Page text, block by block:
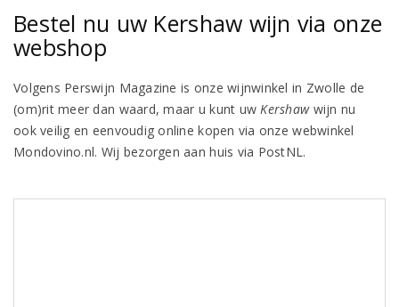
Bestel nu uw Kershaw wijn via onze
webshop
Volgens Perswijn Magazine is onze wijnwinkel in Zwolle de
(om)rit meer dan waard, maar u kunt uwKershaw wijn nu
ook veilig en eenvoudig online kopen via onze webwinkel
Mondovino.nl. Wij bezorgen aan huis via PostNL.